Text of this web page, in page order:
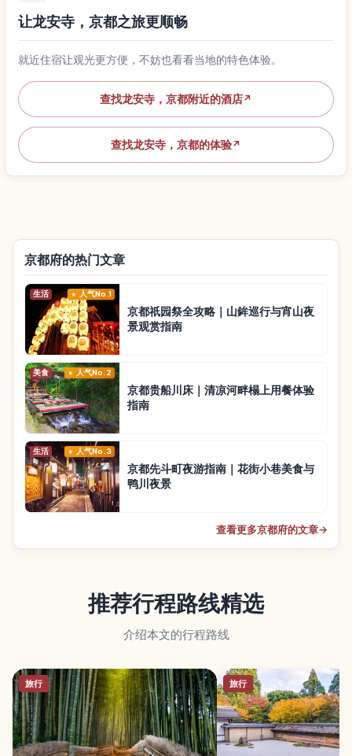
让龙安寺，京都之旅更顺畅
就近住宿让观光更方便，不妨也看看当地的特色体验。
查找龙安寺，京都附近的酒店↗
查找龙安寺，京都的体验↗
京都府的热门文章
生活 人气No.1
京都祇园祭全攻略｜山鉾巡行与宵山夜
景观赏指南
美食 人气No.2
京都贵船川床｜清凉河畔榻上用餐体验
指南
生活 人气No.3
京都先斗町夜游指南｜花街小巷美食与
鸭川夜景
查看更多京都府的文章→
推荐行程路线精选
介绍本文的行程路线
旅行 旅行